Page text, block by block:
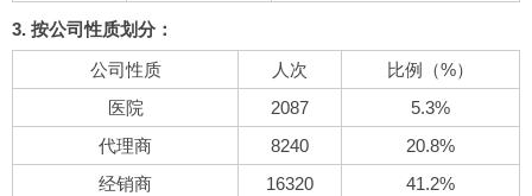
3. 按公司性质划分：
公司性质
人次
比例（%）
医院
2087
5.3%
代理商
8240
20.8%
经销商
16320
41.2%